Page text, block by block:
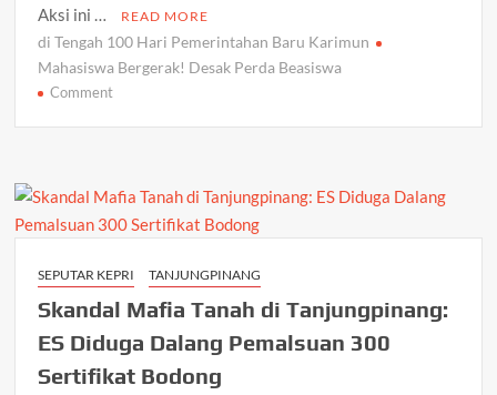
Aksi ini …
READ MORE
di Tengah 100 Hari Pemerintahan Baru Karimun
Mahasiswa Bergerak! Desak Perda Beasiswa
Commenton
Perda
di
100
Hari
Pemerintahan
Baru
Karimun
SEPUTAR KEPRI TANJUNGPINANG
Skandal Mafia Tanah di Tanjungpinang:
ES Diduga Dalang Pemalsuan 300
Sertifikat Bodong